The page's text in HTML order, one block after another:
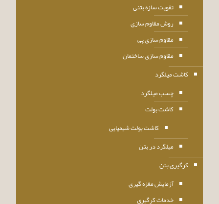
تقویت سازه بتنی
روش مقاوم سازی
مقاوم سازی پی
مقاوم سازی ساختمان
کاشت میلگرد
چسب میلگرد
کاشت بولت
کاشت بولت شیمیایی
میلگرد در بتن
کرگیری بتن
آزمایش مغزه گیری
خدمات کرگیری